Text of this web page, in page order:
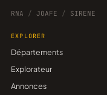
RNA / JOAFE / SIRENE
EXPLORER
Départements
Explorateur
Annonces